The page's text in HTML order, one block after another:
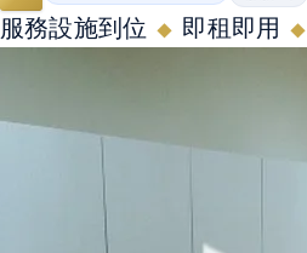
服務設施到位 ◆ 即租即用 ◆